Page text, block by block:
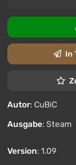
In
Autor: CuBiC
Ausgabe: Steam
Version: 1.09